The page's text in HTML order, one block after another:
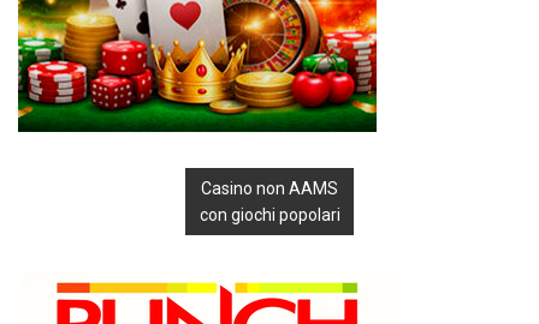
Casino non AAMS
con giochi popolari